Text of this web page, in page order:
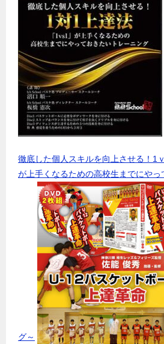
徹底した個人スキルを向上させる！1
が上手くなるための高校生までにや
グ～